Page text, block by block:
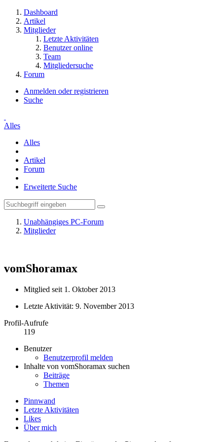
Dashboard
Artikel
Mitglieder
Letzte Aktivitäten
Benutzer online
Team
Mitgliedersuche
Forum
Anmelden oder registrieren
Suche
Alles
Alles
Artikel
Forum
Erweiterte Suche
Unabhängiges PC-Forum
Mitglieder
vomShoramax
Mitglied seit 1. Oktober 2013
Letzte Aktivität: 9. November 2013
Profil-Aufrufe
119
Benutzer
Benutzerprofil melden
Inhalte von vomShoramax suchen
Beiträge
Themen
Pinnwand
Letzte Aktivitäten
Likes
Über mich